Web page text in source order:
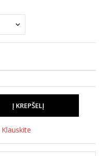
Klauskite